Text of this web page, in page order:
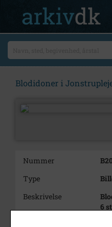
Blodidoner i
Nummer
Type
Beskrivelse
6